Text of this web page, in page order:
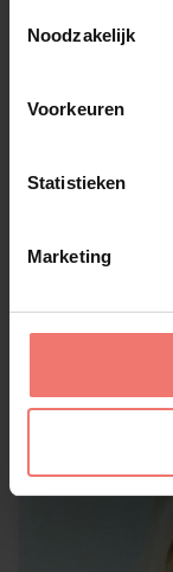
Noodzakelijk
Voorkeuren
Statistieken
Marketing
event een
absolute
Alle artiesten